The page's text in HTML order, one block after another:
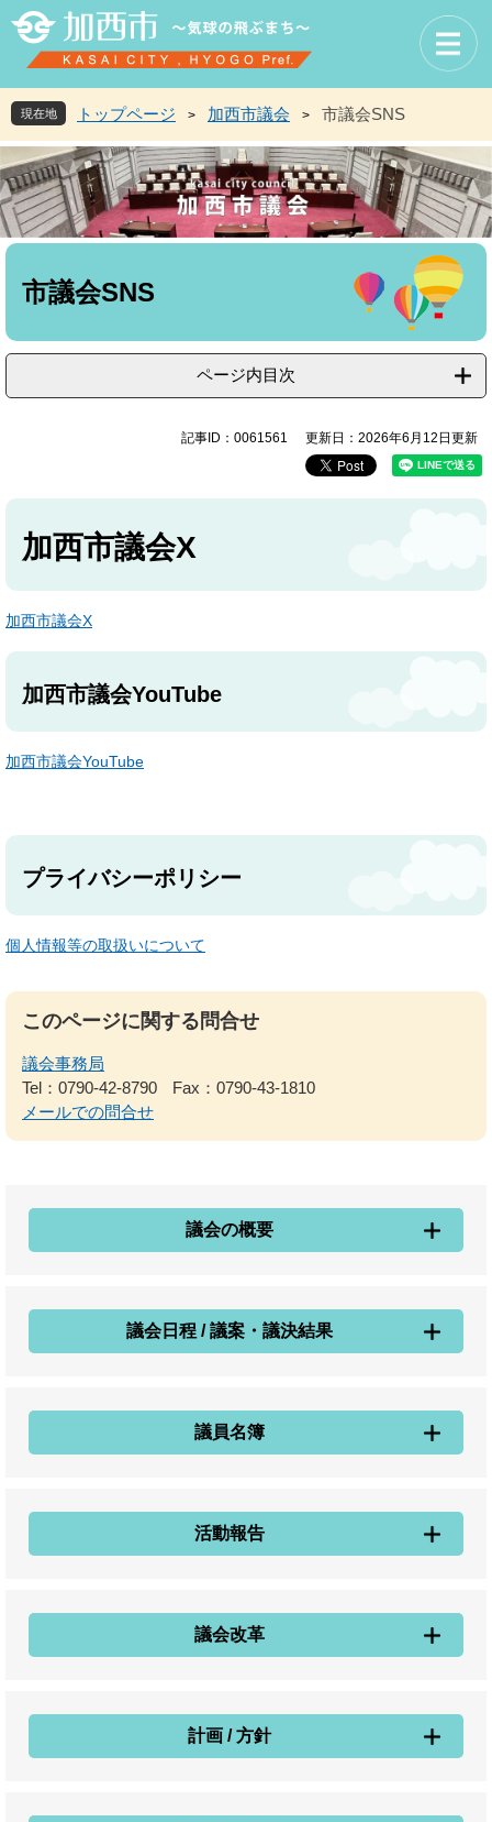
先
頭
で
す
。
を
飛
ば
し
て
本
文
現在地 トップページ > 加西市議会 > 市議会SNS
本
市議会SNS
ページ内目次
記事ID：0061561 更新日：2026年6月12日更新
加西市議会X
加西市議会X
加西市議会YouTube
加西市議会YouTube
プライバシーポリシー
個人情報等の取扱いについて
このページに関する問合せ
議会事務局
Tel：0790-42-8790
Fax：0790-43-1810
メールでの問合せ
議会の概要
議会日程 / 議案・議決結果
議員名簿
活動報告
議会改革
計画 / 方針